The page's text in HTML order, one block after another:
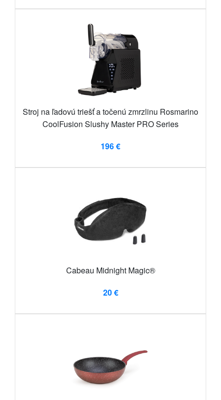
Stroj na ľadovú triešť a točenú zmrzlinu Rosmarino
CoolFusion Slushy Master PRO Series
196 €
Cabeau Midnight Magic®
20 €